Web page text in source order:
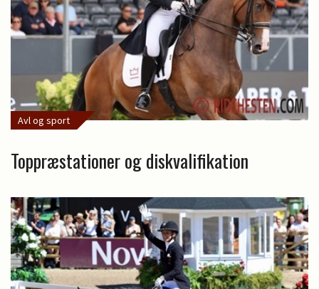
Avl og sport
Toppræstationer og diskvalifikation